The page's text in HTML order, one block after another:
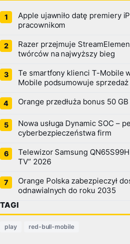
Apple ujawniło datę premiery
pracownikom
Razer przejmuje
twórców na najwyższy bieg
Te smartfony klienci T-Mobile
Mobile podsumowuje sprzedaż
Orange przedłuża bonus 50
Nowa usługa Dynamic SOC –
cyberbezpieczeństwa firm
Telewizor Samsung
TV” 2026
Orange Polska zabezpieczył
odnawialnych do roku 2035
TAGI
play red-bull-mobile